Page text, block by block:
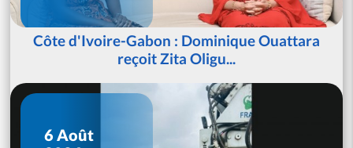
Côte d'Ivoire-Gabon : Dominique Ouattara
reçoit Zita Oligu...
6 Août